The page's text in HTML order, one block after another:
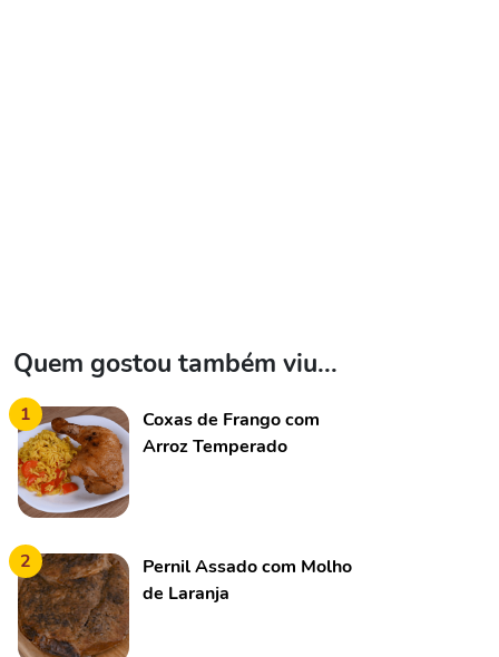
Quem gostou também viu...
1
Coxas de Frango com
Arroz Temperado
2
Pernil Assado com Molho
de Laranja